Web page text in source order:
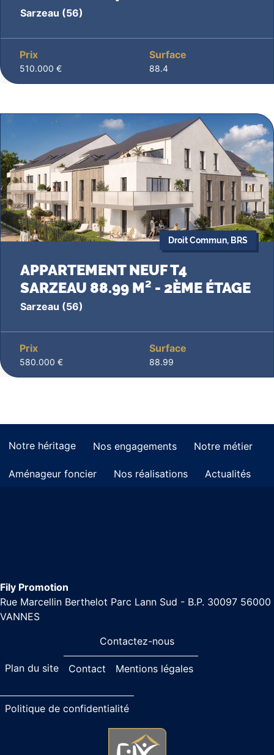
Sarzeau (56)
Prix
510.000 €
Surface
88.4
Droit Commun, BRS
APPARTEMENT NEUF T4
SARZEAU 88.99 M² - 2ÈME ÉTAGE
Sarzeau (56)
Prix
580.000 €
Surface
88.99
Notre héritage Nos engagements Notre métier
Aménageur foncier Nos réalisations Actualités
Fily Promotion
Rue Marcellin Berthelot Parc Lann Sud - B.P. 30097 56000
VANNES
Contactez-nous
Plan du site Contact Mentions légales
Politique de confidentialité